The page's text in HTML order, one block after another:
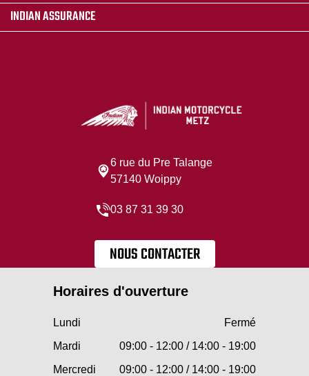
INDIAN ASSURANCE
6 rue du Pre Talange
57140 Woippy
03 87 31 39 30
NOUS CONTACTER
Horaires d'ouverture
Lundi
Fermé
Mardi
09:00 - 12:00 / 14:00 - 19:00
Mercredi
09:00 - 12:00 / 14:00 - 19:00